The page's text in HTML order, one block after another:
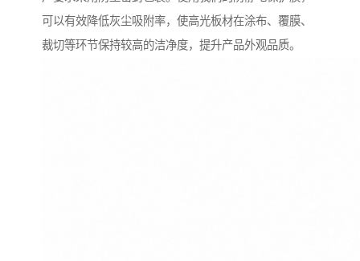
可以有效降低灰尘吸附率，使高光板材在涂布、覆膜、
裁切等环节保持较高的洁净度，提升产品外观品质。